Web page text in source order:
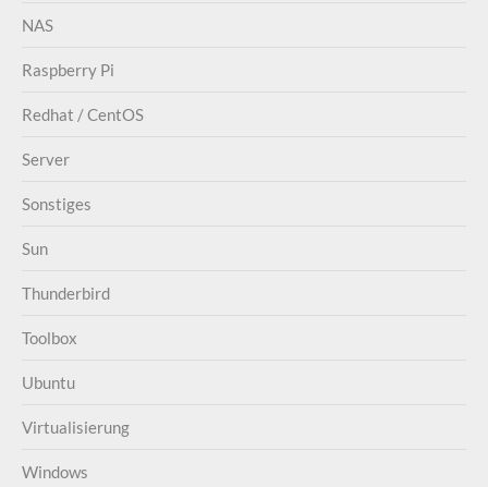
NAS
Raspberry Pi
Redhat / CentOS
Server
Sonstiges
Sun
Thunderbird
Toolbox
Ubuntu
Virtualisierung
Windows